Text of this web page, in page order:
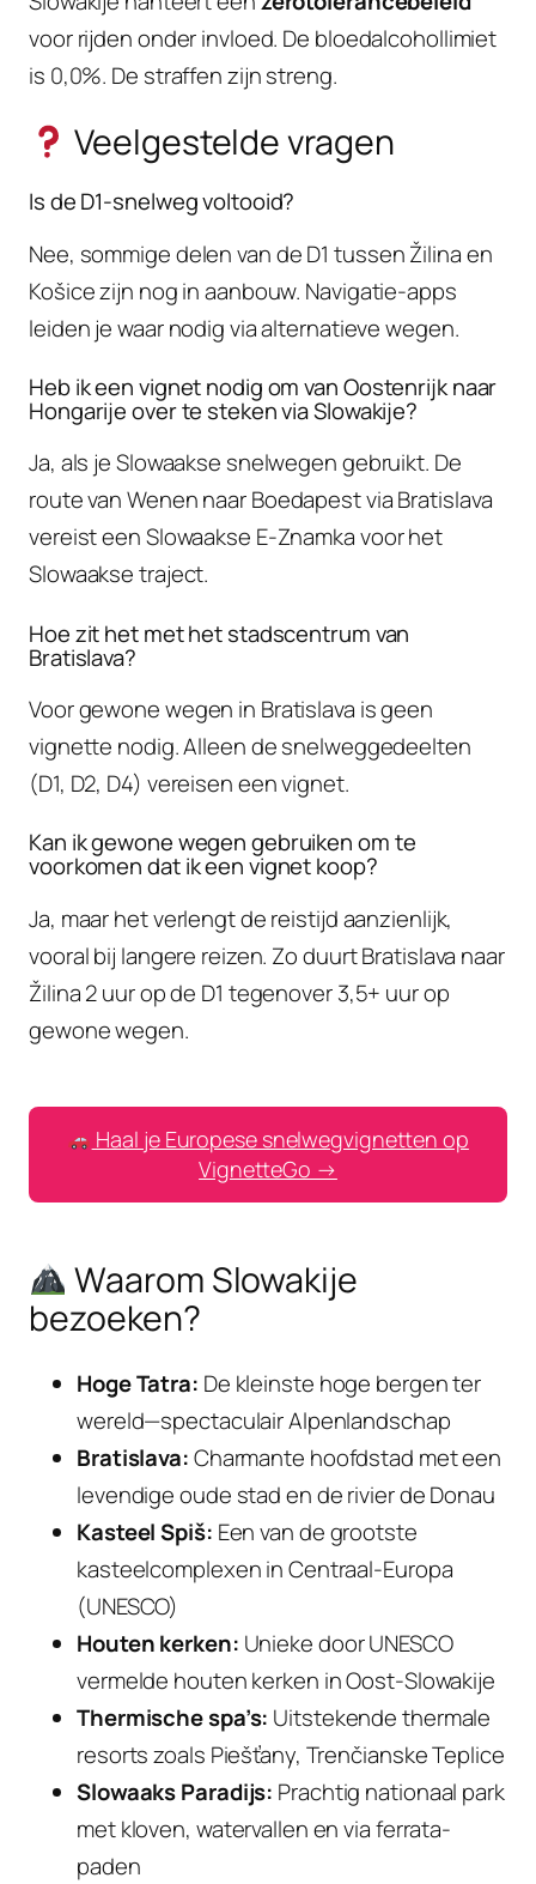
voor rijden onder invloed. De bloedalcohollimiet
is 0,0%. De straffen zijn streng.
Veelgestelde vragen
Is de D1-snelweg voltooid?
Nee, sommige delen van de D1 tussen Žilina en
Košice zijn nog in aanbouw. Navigatie-apps
leiden je waar nodig via alternatieve wegen.
Heb ik een vignet nodig om van Oostenrijk naar
Hongarije over te steken via Slowakije?
Ja, als je Slowaakse snelwegen gebruikt. De
route van Wenen naar Boedapest via Bratislava
vereist een Slowaakse E-Znamka voor het
Slowaakse traject.
Hoe zit het met het stadscentrum van
Bratislava?
Voor gewone wegen in Bratislava is geen
vignette nodig. Alleen de snelweggedeelten
(D1, D2, D4) vereisen een vignet.
Kan ik gewone wegen gebruiken om te
voorkomen dat ik een vignet koop?
Ja, maar het verlengt de reistijd aanzienlijk,
vooral bij langere reizen. Zo duurt Bratislava naar
Žilina 2 uur op de D1 tegenover 3,5+ uur op
gewone wegen.
Haal je Europese snelwegvignetten op
VignetteGo →
Waarom Slowakije
bezoeken?
Hoge Tatra: De kleinste hoge bergen ter
wereld—spectaculair Alpenlandschap
Bratislava:Charmante hoofdstad met een
levendige oude stad en de rivier de Donau
Kasteel Spiš: Een van de grootste
kasteelcomplexen in Centraal-Europa
(UNESCO)
Houten kerken: Unieke door UNESCO
vermelde houten kerken in Oost-Slowakije
Thermische spa’s: Uitstekende thermale
resorts zoals Piešťany, Trenčianske Teplice
Slowaaks Paradijs: Prachtig nationaal park
met kloven, watervallen en via ferrata-
paden